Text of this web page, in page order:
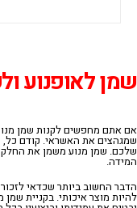
שמן לאופנוע
אם אתם מחפשים לקנות שמן
שמגהצים את האשראי. קודם כל,
שלכם. שמן מנוע משמן את
המידה.
הדבר החשוב ביותר שכדאי
להיות מוצר איכותי. בקניית